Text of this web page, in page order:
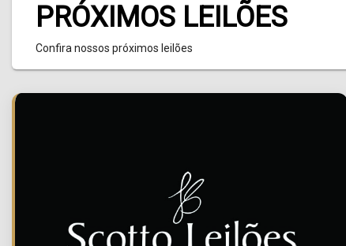
PRÓXIMOS LEILÕES
Confira nossos próximos leilões